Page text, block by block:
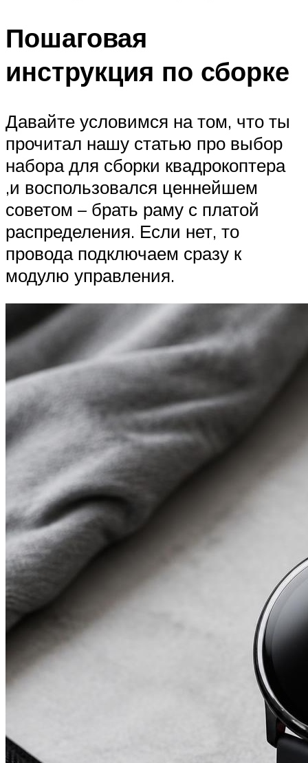
Пошаговая
инструкция по сборке
Давайте условимся на том, что ты
прочитал нашу статью про выбор
набора для сборки квадрокоптера
,и воспользовался ценнейшем
советом – брать раму с платой
распределения. Если нет, то
провода подключаем сразу к
модулю управления.